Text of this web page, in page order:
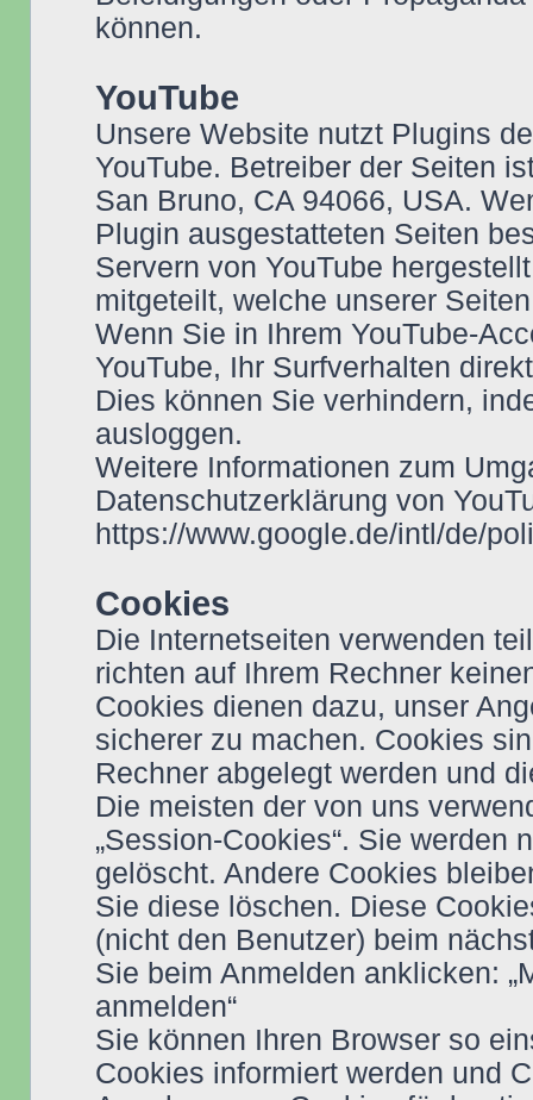
können.
YouTube
Unsere Website nutzt Plugins
YouTube. Betreiber der Seiten
San Bruno, CA 94066, USA.
Plugin ausgestatteten Seiten
Servern von YouTube
mitgeteilt, welche unserer
Wenn Sie in Ihrem YouTube-
YouTube, Ihr Surfverhalten
Dies können Sie verhindern,
ausloggen.
Weitere Informationen zum
Datenschutzerklärung von
https://www.google.de/intl/de/
Cookies
Die Internetseiten verwenden
richten auf Ihrem Rechner
Cookies dienen dazu, unser
sicherer zu machen. Cookies
Rechner abgelegt werden und
Die meisten der von uns
„Session-Cookies“. Sie werden
gelöscht. Andere Cookies
Sie diese löschen. Diese
(nicht den Benutzer) beim
Sie beim Anmelden anklicken:
anmelden“
Sie können Ihren Browser so
Cookies informiert werden und